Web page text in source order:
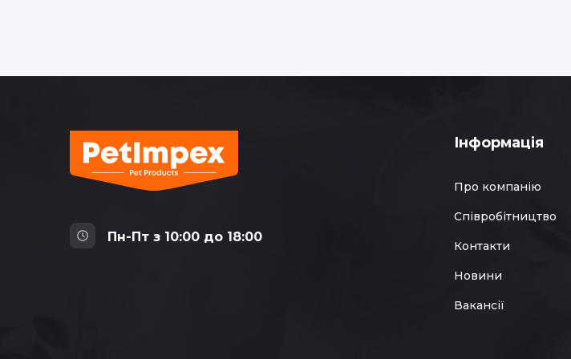
Пн-Пт з 10:00 до 18:00
Інформація
Про компанію
Співробітництво
Контакти
Новини
Вакансії